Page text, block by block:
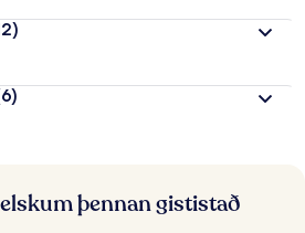
þennan gististað